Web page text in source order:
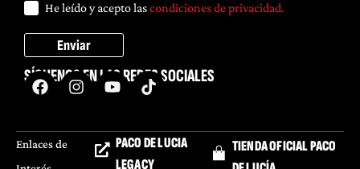
He leído y acepto lascondiciones de privacidad.
Enviar
SÍGUENOS EN LAS REDES SOCIALES
Enlaces de
PACO DE LUCIA
LEGACY
TIENDA OFICIAL PACO